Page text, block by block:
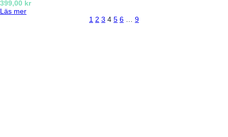
l
a
t
p
t
e
ä
r
399,00 kr
Läs mer:
1 2 3 4 5 6 9